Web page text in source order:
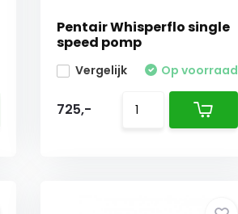
Pentair Whisperflo single
speed pomp
Vergelijk Op voorraad
725,-